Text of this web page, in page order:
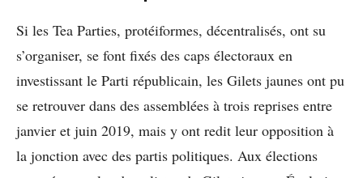
Si les Tea Parties, protéiformes, décentralisés, ont su
s’organiser, se font fixés des caps électoraux en
investissant le Parti républicain, les Gilets jaunes ont pu
se retrouver dans des assemblées à trois reprises entre
janvier et juin 2019, mais y ont redit leur opposition à
la jonction avec des partis politiques. Aux élections